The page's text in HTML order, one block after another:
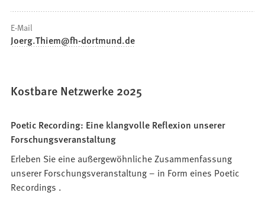
E-Mail
Joerg.Thiem fh-dortmund de
Kostbare Netzwerke 2025
Poetic Recording: Eine klangvolle Reflexion unserer
Forschungsveranstaltung
Erleben Sie eine außergewöhnliche Zusammenfassung
unserer Forschungsveranstaltung – in Form eines Poetic
Recordings .